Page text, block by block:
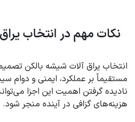
نکات مهم در انتخاب
انتخاب یراق آلات شیشه بالکن
مستقیماً بر عملکرد، ایمنی و دوام
نادیده گرفتن اهمیت این اجزا
هزینه‌های گزافی در آینده منجر شود.